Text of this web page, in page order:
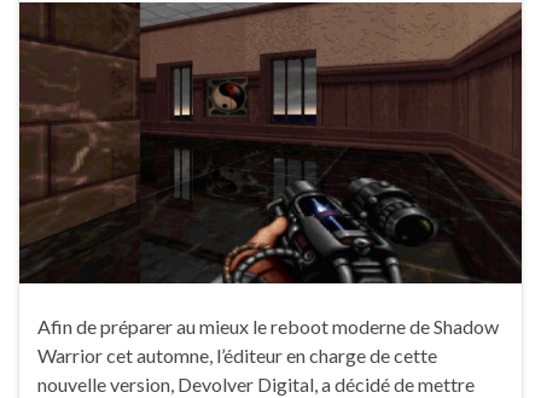
Afin de préparer au mieux le reboot moderne de Shadow
Warrior cet automne, l’éditeur en charge de cette
nouvelle version, Devolver Digital, a décidé de mettre